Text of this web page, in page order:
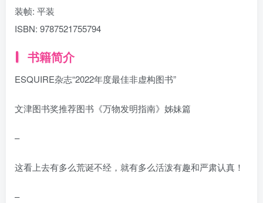
装帧: 平装
ISBN: 9787521755794
书籍简介
ESQUIRE杂志“2022年度最佳非虚构图书”
文津图书奖推荐图书《万物发明指南》姊妹篇
–
这看上去有多么荒诞不经，就有多么活泼有趣和严肃认真！
–